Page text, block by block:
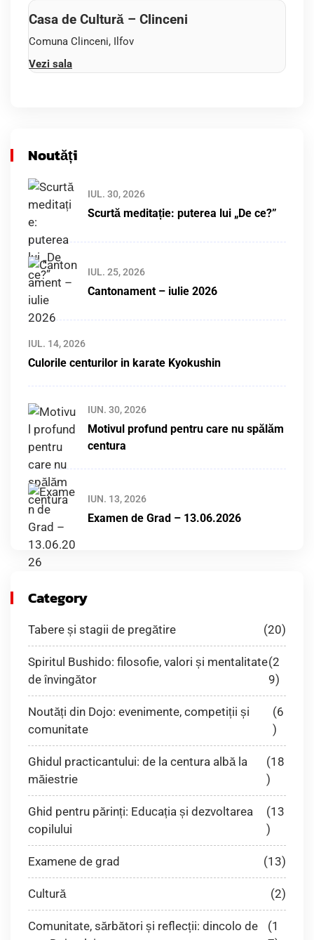
Casa de Cultură – Clinceni
Comuna Clinceni, Ilfov
Vezi sala
Noutăți
IUL. 30, 2026
Scurtă meditație: puterea lui „De ce?”
IUL. 25, 2026
Cantonament – iulie 2026
IUL. 14, 2026
Culorile centurilor in karate Kyokushin
IUN. 30, 2026
Motivul profund pentru care nu spălăm
centura
IUN. 13, 2026
Examen de Grad – 13.06.2026
Category
Tabere și stagii de pregătire (20)
Spiritul Bushido: filosofie, valori și mentalitate
de învingător
(2
9)
Noutăți din Dojo: evenimente, competiții și
comunitate
(6
)
Ghidul practicantului: de la centura albă la
măiestrie
(18
)
Ghid pentru părinți: Educația și dezvoltarea
copilului
(13
)
Examene de grad (13)
Cultură (2)
Comunitate, sărbători și reflecții: dincolo de
(1